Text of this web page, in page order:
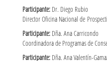
Participante: Dr. Diego Rubio
Director Oficina Nacional de
Participante: Dña. Ana Carricondo
Coordinadora de Programas de
Participante: Dña. Ana Valentín-